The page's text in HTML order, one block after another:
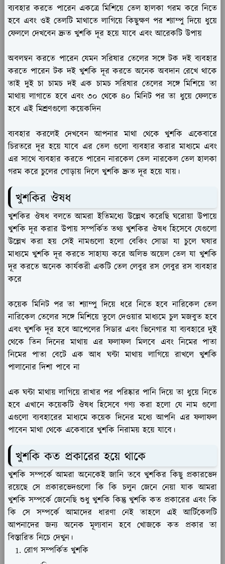
ব্যবহার করতে পারেন একত্রে মিশিয়ে তেল হালকা গরম করে নিতে
হবে এবং ওই তেলটি মাথাতে লাগিয়ে কিছুক্ষণ পর শ্যাম্পু দিয়ে ধুয়ে
ফেললে দেখবেন দ্রুত খুশকি দূর হয়ে যাবে এবং আরেকটি উপায়
অবলম্বন করতে পারেন যেমন সরিষার তেলের সঙ্গে টক দই ব্যবহার
করতে পারেন টক দই খুশকি দূর করতে অনেক অবদান রেখে থাকে
তাই দুই চা চামচ দই এক চামচ সরিষার তেলের সঙ্গে মিশিয়ে তা
মাথায় লাগাতে হবে এবং ৩০ থেকে ৪০ মিনিট পর তা ধুয়ে ফেলতে
হবে এই মিশ্রণগুলো কয়েকদিন
ব্যবহার করলেই দেখবেন আপনার মাথা থেকে খুশকি একেবারে
চিরতরে দূর হয়ে যাবে এর তেল গুলো ব্যবহার করার মাধ্যমে এবং
এর সাথে ব্যবহার করতে পারেন নারকেল তেল নারকেল তেল হালকা
গরম করে চুলের গোড়ায় দিলে খুশকি দ্রুত দূর হয়ে যায়।
খুশকির ঔষধ
খুশকির ঔষধ বলতে আমরা ইতিমধ্যে উল্লেখ করেছি ঘরোয়া উপায়ে
খুশকি দূর করার উপায় সম্পর্কিত তথ্য খুশকির ঔষধ হিসেবে যেগুলো
উল্লেখ করা হয় সেই নামগুলো হলো বেকিং সোডা যা চুলে ঘষার
মাধ্যমে খুশকি দূর করতে সাহায্য করে অলিভ অয়েল তেল যা খুশকি
দূর করতে অনেক কার্যকরী একটি তেল লেবুর রস লেবুর রস ব্যবহার
করে
কয়েক মিনিট পর তা শ্যাম্পু দিয়ে ধরে নিতে হবে নারিকেল তেল
নারিকেল তেলের সঙ্গে মিশিয়ে তুলে দেওয়ার মাধ্যমে চুল মজবুত হবে
এবং খুশকি দূর হবে আপেলের সিডার এবং ভিনেগার যা ব্যবহারে দুই
থেকে তিন দিনের মাথায় এর ফলাফল মিলবে এবং নিমের পাতা
নিমের পাতা বেটে এক আধ ঘন্টা মাথায় লাগিয়ে রাখলে খুশকি
পালানোর দিশা পাবে না
এক ঘন্টা মাথায় লাগিয়ে রাখার পর পরিষ্কার পানি দিয়ে তা ধুয়ে নিতে
হবে এখানে কয়েকটি ঔষধ হিসেবে গণ্য করা হলো যে নাম গুলো
এগুলো ব্যবহারের মাধ্যমে কয়েক দিনের মধ্যে আপনি এর ফলাফল
পাবেন মাথা থেকে একেবারে খুশকি নিরাময় হয়ে যাবে।
খুশকি কত প্রকারের হয়ে থাকে
খুশকি সম্পর্কে আমরা অনেকেই জানি তবে খুশকির কিছু প্রকারভেদ
রয়েছে সে প্রকারভেদগুলো কি কি চলুন জেনে নেয়া যাক আমরা
খুশকি সম্পর্কে জেনেছি শুধু খুশকি কিন্তু খুশকি কত প্রকারের এবং কি
কি সে সম্পর্কে আমাদের ধারণা নেই তাহলে এই আর্টিকেলটি
আপনাদের জন্য অনেক মূল্যবান হবে খোজকে কত প্রকার তা
বিস্তারিত নিচে দেখুন।
রোগ সম্পর্কিত খুশকি